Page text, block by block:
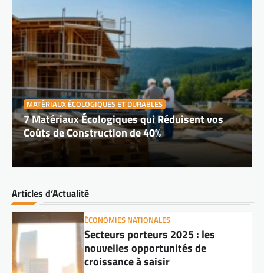
MATÉRIAUX ÉCOLOGIQUES ET DURABLES
7 Matériaux Écologiques qui Réduisent vos
Coûts de Construction de 40%
Articles d‘Actualité
gouvernements. Désormais, chaque PME a
un rôle à jouer et peut,…
ÉCONOMIES NATIONALES
Secteurs porteurs 2025 : les
nouvelles opportunités de
croissance à saisir
À l’aube d’une nouvelle année, s’interroger
sur les secteurs à fort potentiel devient
essentiel pour ceux qui souhaitent anticiper
offrir de vraies…
ÉCONOMIES NATIONALES
Relance Post-Covid : Stratégies
des Superpuissances
Économiques